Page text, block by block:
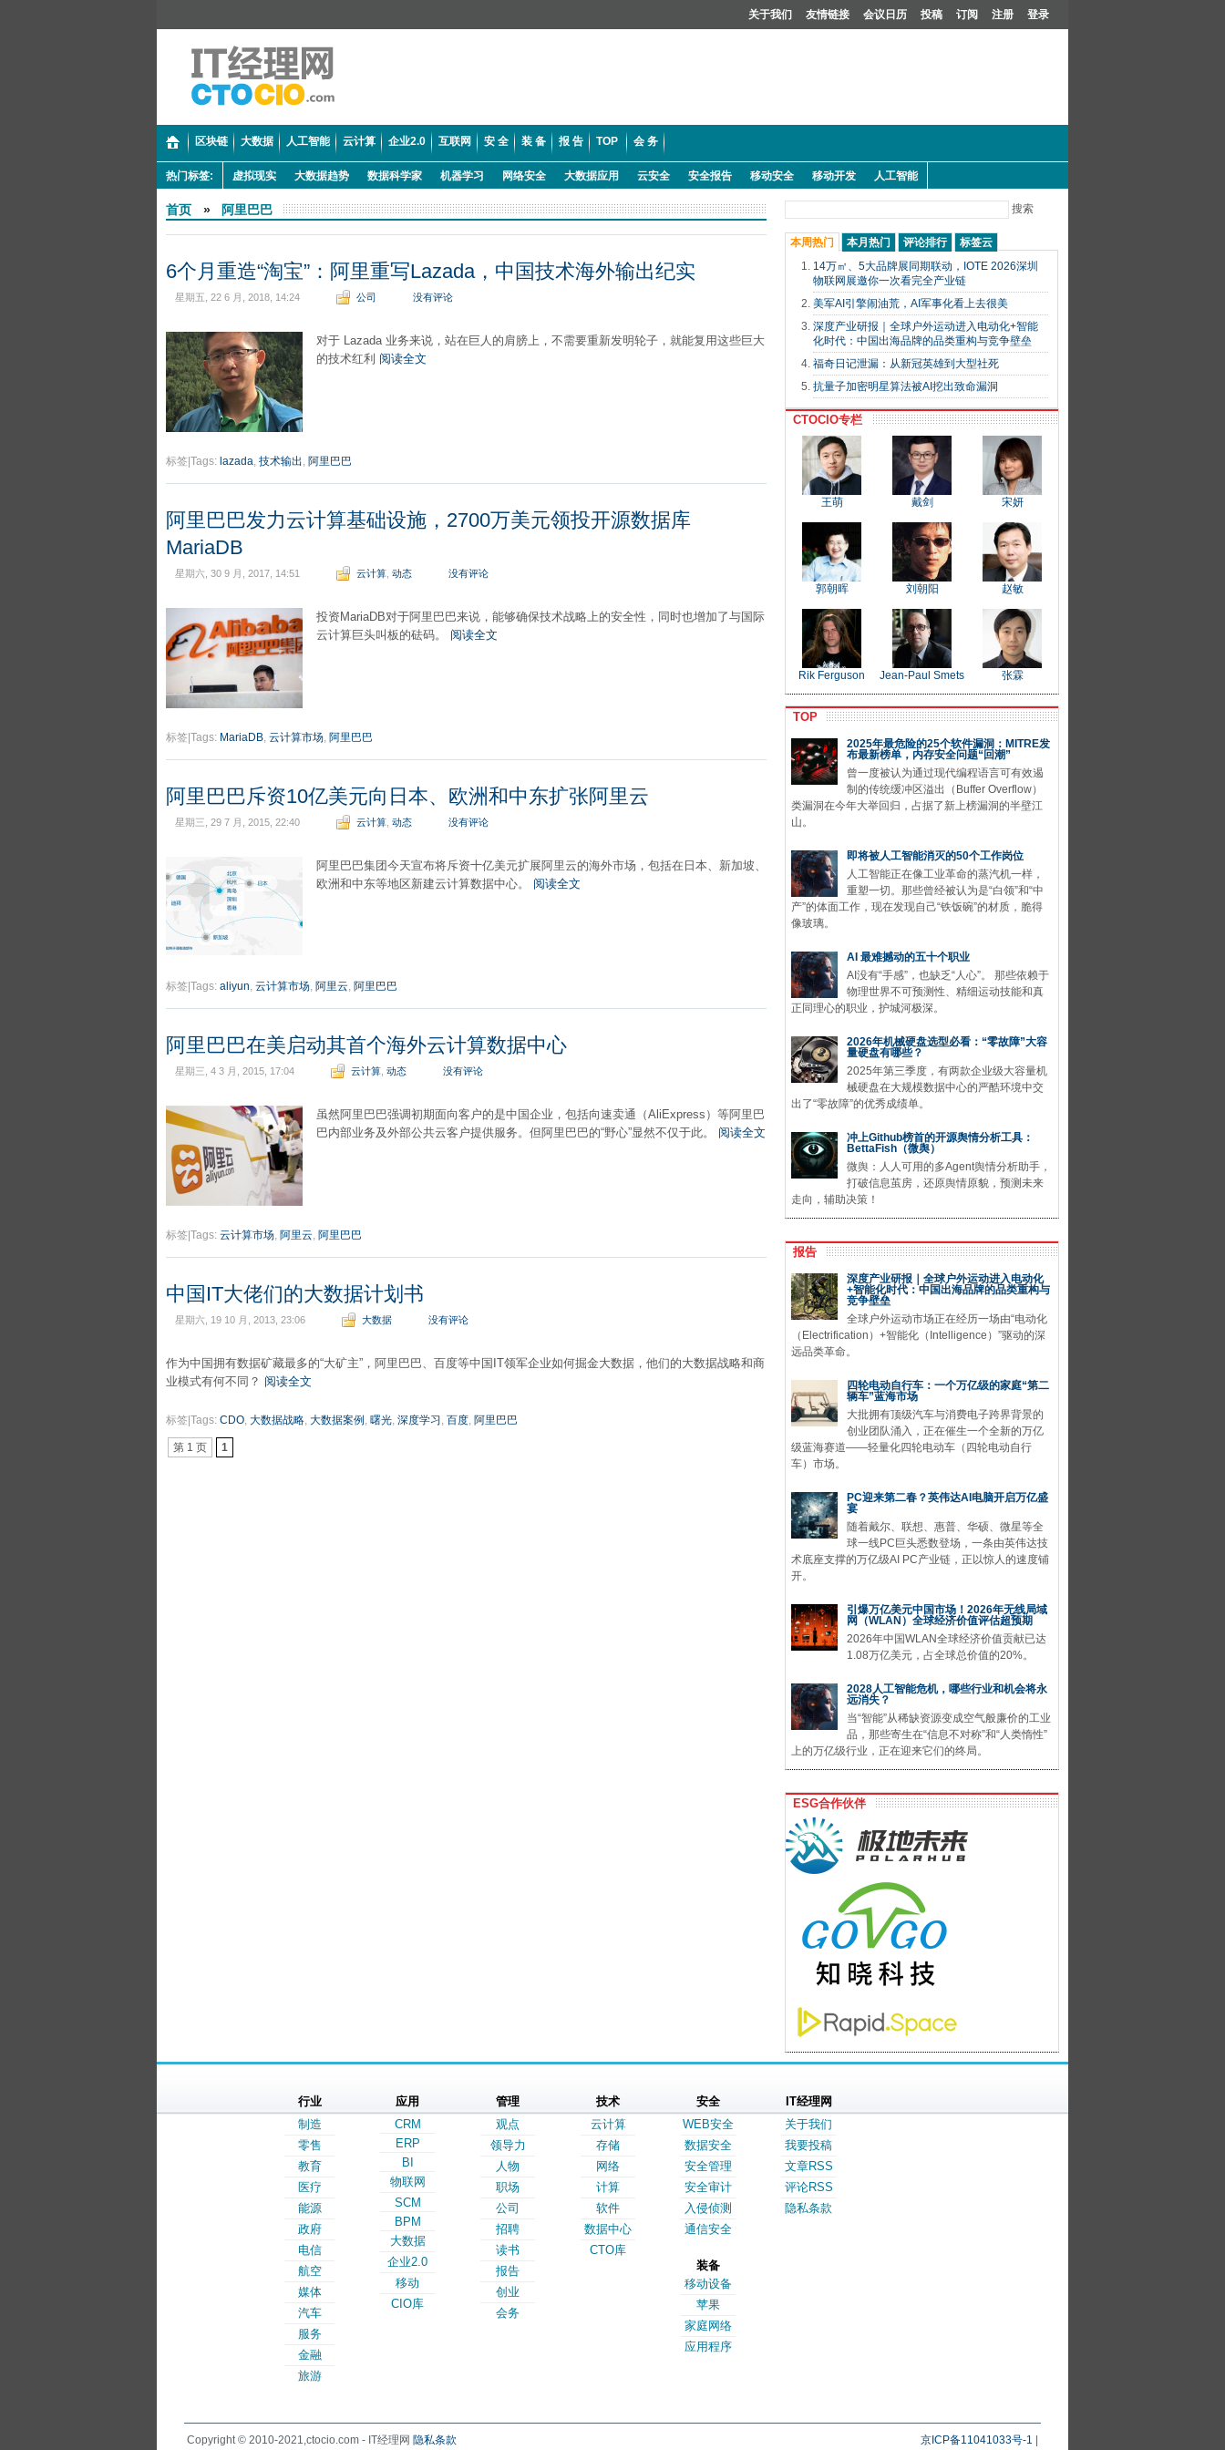
关于我们 友情链接 会议日历 投稿 订阅 注册 登录
区块链 大数据 人工智能 云计算 企业2.0 互联网 安 全 装 备 报 告 TOP 会 务
热门标签: 虚拟现实 大数据趋势 数据科学家 机器学习 网络安全 大数据应用 云安全 安全报告 移动安全 移动开发 人工智能
首页 » 阿里巴巴
6个月重造“淘宝”：阿里重写Lazada，中国技术海外输出纪实
星期五, 22 6 月, 2018, 14:24 公司 没有评论
对于 Lazada 业务来说，站在巨人的肩膀上，不需要重新发明轮子，就能复用这些巨大
的技术红利 阅读全文
标签|Tags: lazada, 技术输出, 阿里巴巴
阿里巴巴发力云计算基础设施，2700万美元领投开源数据库
MariaDB
星期六, 30 9 月, 2017, 14:51 云计算 动态 没有评论
投资MariaDB对于阿里巴巴来说，能够确保技术战略上的安全性，同时也增加了与国际
云计算巨头叫板的砝码。 阅读全文
标签|Tags: MariaDB, 云计算市场, 阿里巴巴
阿里巴巴斥资10亿美元向日本、欧洲和中东扩张阿里云
星期三, 29 7 月, 2015, 22:40 云计算 动态 没有评论
阿里巴巴集团今天宣布将斥资十亿美元扩展阿里云的海外市场，包括在日本、新加坡、
欧洲和中东等地区新建云计算数据中心。 阅读全文
标签|Tags: aliyun, 云计算市场, 阿里云, 阿里巴巴
阿里巴巴在美启动其首个海外云计算数据中心
星期三, 4 3 月, 2015, 17:04 云计算 动态 没有评论
虽然阿里巴巴强调初期面向客户的是中国企业，包括向速卖通（AliExpress）等阿里巴
巴内部业务及外部公共云客户提供服务。但阿里巴巴的“野心”显然不仅于此。 阅读全文
标签|Tags: 云计算市场, 阿里云, 阿里巴巴
中国IT大佬们的大数据计划书
星期六, 19 10 月, 2013, 23:06 大数据 没有评论
作为中国拥有数据矿藏最多的“大矿主”，阿里巴巴、百度等中国IT领军企业如何掘金大数据，他们的大数据战略和商
业模式有何不同？ 阅读全文
标签|Tags: CDO, 大数据战略, 大数据案例 , 曙光, 深度学习 , 百度, 阿里巴巴
第 1 页 1
搜索
本周热门 本月热门 评论排行
标签云
14万㎡、5大品牌展同期联动，IOTE 2026深圳
物联网展邀你一次看完全产业链
美军AI引擎闹油荒，AI军事化看上去很美
深度产业研报｜全球户外运动进入电动化+智能
化时代：中国出海品牌的品类重构与竞争壁垒
福奇日记泄漏：从新冠英雄到大型社死
抗量子加密明星算法被AI挖出致命漏洞
CTOCIO专栏
王萌 戴剑 宋妍
郭朝晖 刘朝阳 赵敏
Rik Ferguson Jean-Paul Smets 张霖
TOP
2025年最危险的25个软件漏洞：MITRE发
布最新榜单，内存安全问题“回潮”
曾一度被认为通过现代编程语言可有效遏
制的传统缓冲区溢出（Buffer Overflow）
类漏洞在今年大举回归，占据了新上榜漏洞的半壁江
山。
即将被人工智能消灭的50个工作岗位
人工智能正在像工业革命的蒸汽机一样，
重塑一切。那些曾经被认为是“白领”和“中
产”的体面工作，现在发现自己“铁饭碗”的材质，脆得
像玻璃。
AI 最难撼动的五十个职业
AI没有“手感”，也缺乏“人心”。 那些依赖于
物理世界不可预测性、精细运动技能和真
正同理心的职业，护城河极深。
2026年机械硬盘选型必看：“零故障”大容
量硬盘有哪些？
2025年第三季度，有两款企业级大容量机
械硬盘在大规模数据中心的严酷环境中交
出了“零故障”的优秀成绩单。
冲上Github榜首的开源舆情分析工具：
BettaFish（微舆）
微舆：人人可用的多Agent舆情分析助手，
打破信息茧房，还原舆情原貌，预测未来
走向，辅助决策！
报告
深度产业研报｜全球户外运动进入电动化
+智能化时代：中国出海品牌的品类重构与
竞争壁垒
全球户外运动市场正在经历一场由“电动化
（Electrification）+智能化（Intelligence）”驱动的深
远品类革命。
四轮电动自行车：一个万亿级的家庭“第二
辆车”蓝海市场
大批拥有顶级汽车与消费电子跨界背景的
创业团队涌入，正在催生一个全新的万亿
级蓝海赛道——轻量化四轮电动车（四轮电动自行
车）市场。
PC迎来第二春？英伟达AI电脑开启万亿盛
宴
随着戴尔、联想、惠普、华硕、微星等全
球一线PC巨头悉数登场，一条由英伟达技
术底座支撑的万亿级AI PC产业链，正以惊人的速度铺
开。
引爆万亿美元中国市场！2026年无线局域
网（WLAN）全球经济价值评估超预期
2026年中国WLAN全球经济价值贡献已达
1.08万亿美元，占全球总价值的20%。
2028人工智能危机，哪些行业和机会将永
远消失？
当“智能”从稀缺资源变成空气般廉价的工业
品，那些寄生在“信息不对称”和“人类惰性”
上的万亿级行业，正在迎来它们的终局。
ESG合作伙伴
行业
制造
零售
教育
医疗
能源
政府
电信
航空
媒体
汽车
服务
金融
旅游
应用
CRM
ERP
BI
物联网
SCM
BPM
大数据
企业2.0
移动
CIO库
管理
观点
领导力
人物
职场
公司
招聘
读书
报告
创业
会务
技术
云计算
存储
网络
计算
软件
数据中心
CTO库
安全
WEB安全
数据安全
安全管理
安全审计
入侵侦测
通信安全
装备
移动设备
苹果
家庭网络
应用程序
IT经理网
关于我们
我要投稿
文章RSS
评论RSS
隐私条款
Copyright © 2010-2021,ctocio.com - IT经理网 隐私条款 京ICP备11041033号-1